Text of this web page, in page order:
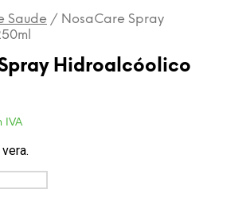
Saude / NosaCare Spray
Hidroalcóolico
IVA